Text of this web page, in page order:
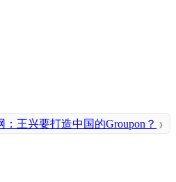
：王兴要打造中国的Groupon？ 》